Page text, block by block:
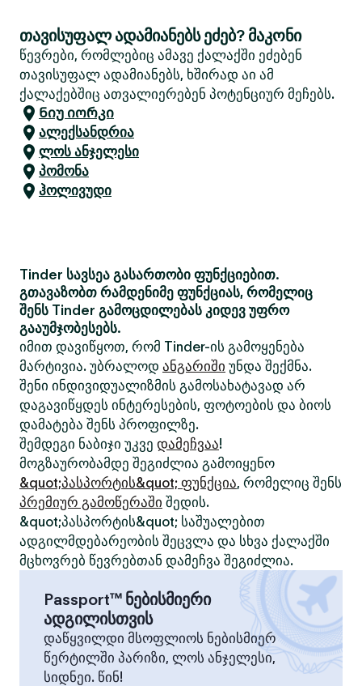
თავისუფალ ადამიანებს ეძებ? მაკონი
წევრები, რომლებიც ამავე ქალაქში ეძებენ
თავისუფალ ადამიანებს, ხშირად აი ამ
ქალაქებშიც ათვალიერებენ პოტენციურ მეჩებს.
Ნიუ იორკი
ალექსანდრია
ლოს ანჯელესი
პომონა
ჰოლივუდი
Tinder სავსეა გასართობი ფუნქციებით.
გთავაზობთ რამდენიმე ფუნქციას, რომელიც
შენს Tinder გამოცდილებას კიდევ უფრო
გააუმჯობესებს.
იმით დავიწყოთ, რომ Tinder-ის გამოყენება
მარტივია. უბრალოდ ანგარიში უნდა შექმნა.
შენი ინდივიდუალიზმის გამოსახატავად არ
დაგავიწყდეს ინტერესების, ფოტოების და ბიოს
დამატება შენს პროფილზე.
შემდეგი ნაბიჯი უკვე დამეჩვაა!
მოგზაურობამდე შეგიძლია გამოიყენო
&quot;პასპორტის&quot; ფუნქცია, რომელიც შენს
პრემიურ გამოწერაში შედის.
&quot;პასპორტის&quot; საშუალებით
ადგილმდებარეობის შეცვლა და სხვა ქალაქში
მცხოვრებ წევრებთან დამეჩვა შეგიძლია.
Passport™ ნებისმიერი
ადგილისთვის
დაწყვილდი მსოფლიოს ნებისმიერ
წერტილში პარიზი, ლოს ანჯელესი,
სიდნეი. წინ!